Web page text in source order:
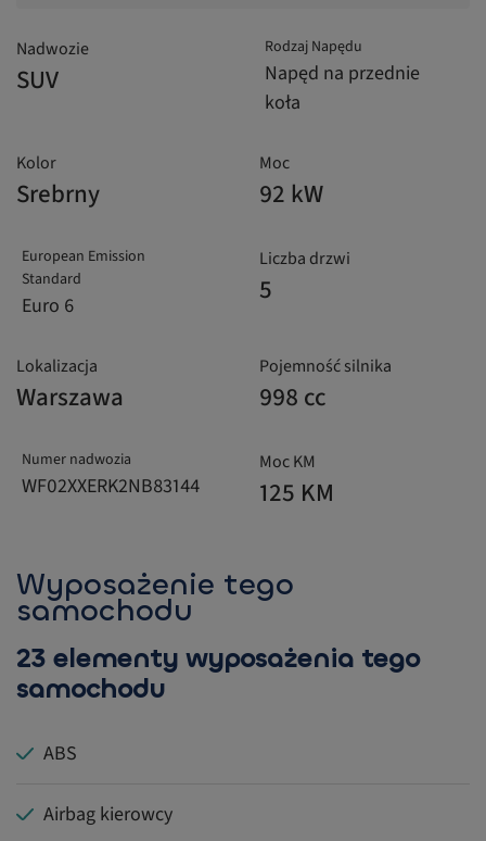
Nadwozie
SUV
Rodzaj Napędu
Napęd na przednie
koła
Kolor
Srebrny
Moc
92 kW
European Emission
Standard
Euro 6
Liczba drzwi
5
Lokalizacja
Warszawa
Pojemność silnika
998 cc
Numer nadwozia
WF02XXERK2NB83144
Moc KM
125 KM
Wyposażenie tego
samochodu
23 elementy wyposażenia tego
samochodu
ABS
Airbag kierowcy